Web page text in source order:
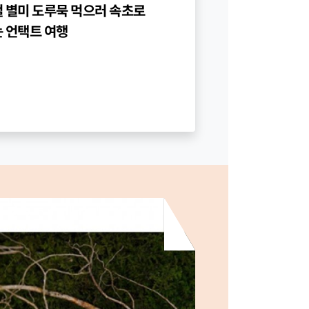
별미 도루묵 먹으러 속초로
언택트 여행